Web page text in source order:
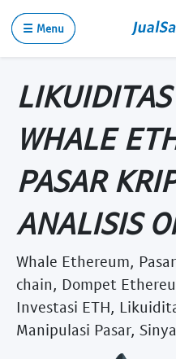
☰ Menu
WHALE
PASAR
ANALISIS
Whale Ethereum,
chain, Dompet
Investasi ETH,
Manipulasi Pasar,